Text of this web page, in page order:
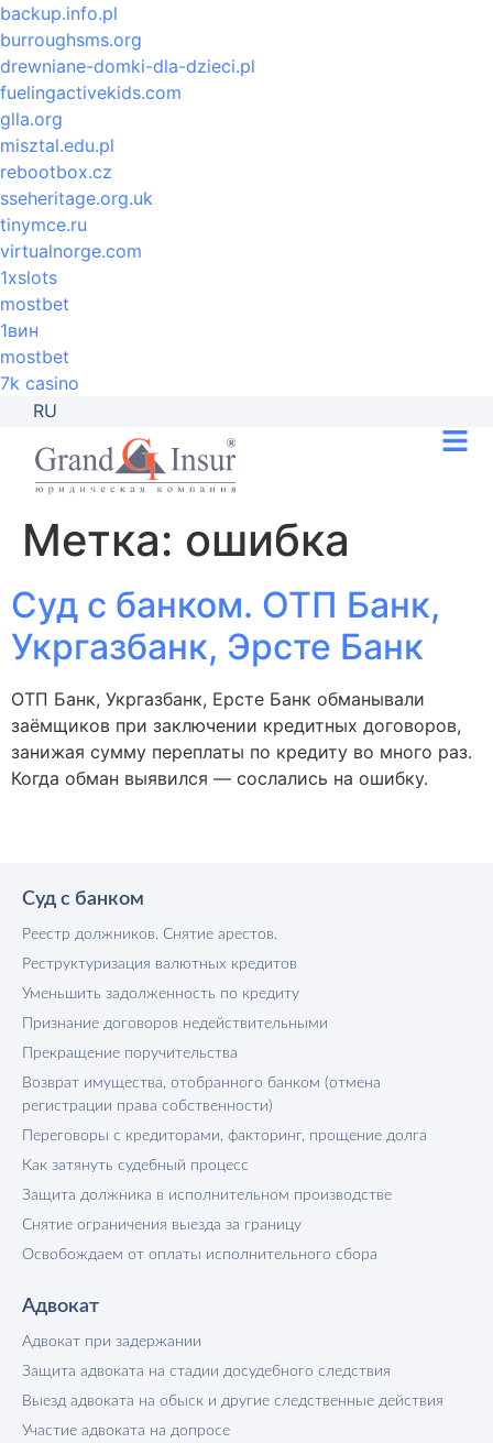
backup.info.pl
burroughsms.org
drewniane-domki-dla-dzieci.pl
fuelingactivekids.com
glla.org
misztal.edu.pl
rebootbox.cz
sseheritage.org.uk
tinymce.ru
virtualnorge.com
1xslots
mostbet
1вин
mostbet
7k casino
RU
Метка: ошибка
Суд с банком. ОТП Банк,
Укргазбанк, Эрсте Банк
ОТП Банк, Укргазбанк, Ерсте Банк обманывали
заёмщиков при заключении кредитных договоров,
занижая сумму переплаты по кредиту во много раз.
Когда обман выявился — сослались на ошибку.
Суд с банком
Реестр должников. Снятие арестов.
Реструктуризация валютных кредитов
Уменьшить задолженность по кредиту
Признание договоров недействительными
Прекращение поручительства
Возврат имущества, отобранного банком (отмена
регистрации права собственности)
Переговоры с кредиторами, факторинг, прощение долга
Как затянуть судебный процесс
Защита должника в исполнительном производстве
Снятие ограничения выезда за границу
Освобождаем от оплаты исполнительного сбора
Адвокат
Адвокат при задержании
Защита адвоката на стадии досудебного следствия
Выезд адвоката на обыск и другие следственные действия
Участие адвоката на допросе